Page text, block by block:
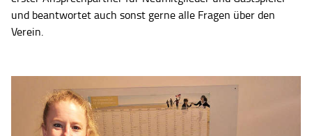
und beantwortet auch sonst gerne alle Fragen über den
Verein.